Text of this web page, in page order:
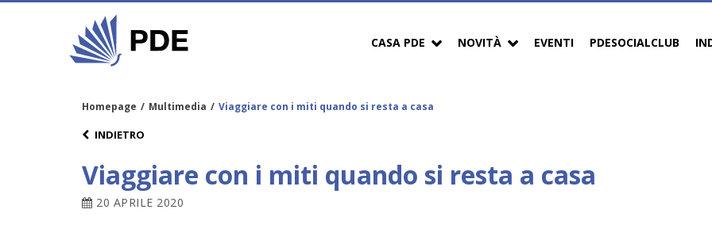
CASA PDE NOVITÀ EVENTI PDESOCIALCLUB
Homepage / Multimedia / Viaggiare con i miti quando si resta a casa
INDIETRO
Viaggiare con i miti quando si resta a casa
20 APRILE 2020